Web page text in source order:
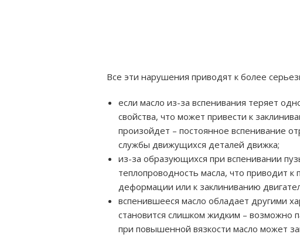
Все эти нарушения приводят к более
если масло из-за вспенивания теряет
свойства, что может привести к
произойдет – постоянное вспенивание
службы движущихся деталей движка;
из-за образующихся при вспенивании
теплопроводность масла, что приводит
деформации или к заклиниванию
вспенившееся масло обладает другими
становится слишком жидким – возможно
при повышенной вязкости масло может